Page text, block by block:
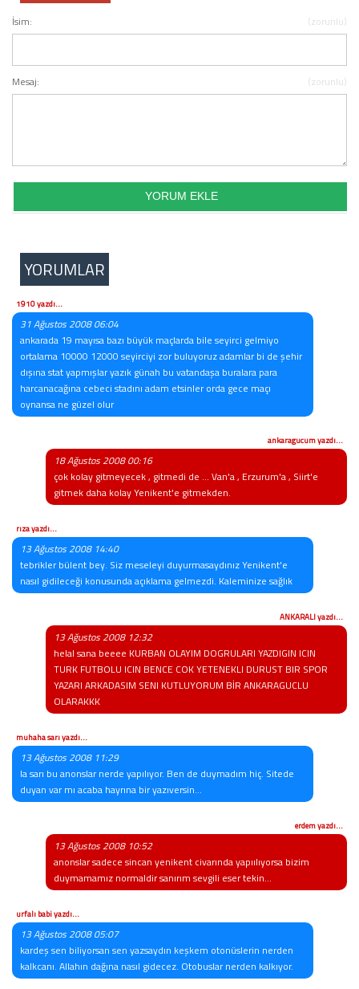
İsim: (zorunlu)
Mesaj: (zorunlu)
YORUMLAR
1910 yazdı...
31 Ağustos 2008 06:04
ankarada 19 mayısa bazı büyük maçlarda bile seyirci gelmiyo
ortalama 10000 12000 seyirciyi zor buluyoruz adamlar bi de şehir
dışına stat yapmışlar yazık günah bu vatandaşa buralara para
harcanacağına cebeci stadını adam etsinler orda gece maçı
oynansa ne güzel olur
ankaragucum yazdı...
18 Ağustos 2008 00:16
çok kolay gitmeyecek , gitmedi de ... Van'a , Erzurum'a , Siirt'e
gitmek daha kolay Yenikent'e gitmekden.
rıza yazdı...
13 Ağustos 2008 14:40
tebrikler bülent bey. Siz meseleyi duyurmasaydınız Yenikent'e
nasıl gidileceği konusunda açıklama gelmezdi. Kaleminize sağlık
ANKARALI yazdı...
13 Ağustos 2008 12:32
helal sana beeee KURBAN OLAYIM DOGRULARI YAZDIGIN ICIN
TURK FUTBOLU ICIN BENCE COK YETENEKLI DURUST BIR SPOR
YAZARI ARKADASIM SENI KUTLUYORUM BİR ANKARAGUCLU
OLARAKKK
muhaha sarı yazdı...
13 Ağustos 2008 11:29
la sarı bu anonslar nerde yapılıyor. Ben de duymadım hiç. Sitede
duyan var mı acaba hayrına bir yazıversin...
erdem yazdı...
13 Ağustos 2008 10:52
anonslar sadece sincan yenikent civarında yapıılıyorsa bizim
duymamamız normaldir sanırım sevgili eser tekin...
urfalı babi yazdı...
13 Ağustos 2008 05:07
kardeş sen biliyorsan sen yazsaydın keşkem otonüslerin nerden
kalkcanı. Allahın dağına nasıl gidecez. Otobuslar nerden kalkıyor.